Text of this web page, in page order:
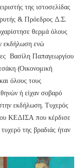
της ιστοσελίδας
& Πρόεδρος Δ.Σ.
θερμά όλους
εκδήλωση ενώ
Βασίλη Παπαγεωργίου
(Οικονομική
όλους τους
ή είχαν σοβαρό
εκδήλωση. Τυχερός
ΚΕΔΙΣΑ που κέρδισε
της βραδιάς ήταν